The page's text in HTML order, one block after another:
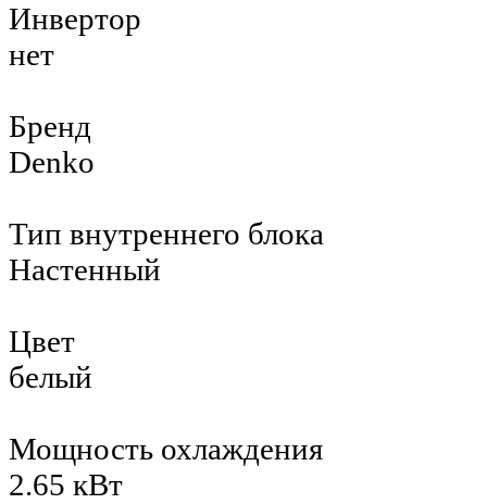
Инвертор
нет
Бренд
Denko
Тип внутреннего блока
Настенный
Цвет
белый
Мощность охлаждения
2.65 кВт